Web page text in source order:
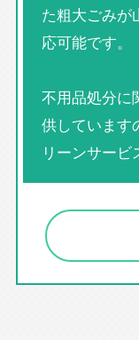
た粗大ごみが
応可能です。
不用品処分に
供しています
リーンサービ